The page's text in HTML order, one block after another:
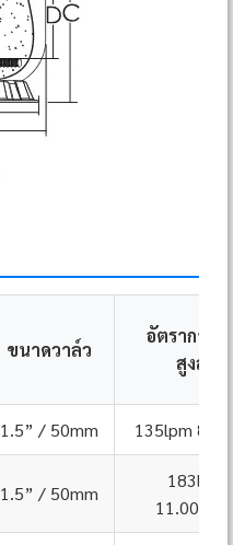
ขนาดวาล์ว
อัตราการไ
สูงสุด
1.5” / 50mm 135lpm
1.5” / 50mm
183lpm
11.00m³/